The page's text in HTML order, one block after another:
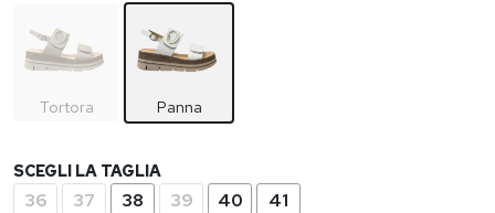
Tortora Panna
SCEGLI LA TAGLIA
36 37 38 39 40 41